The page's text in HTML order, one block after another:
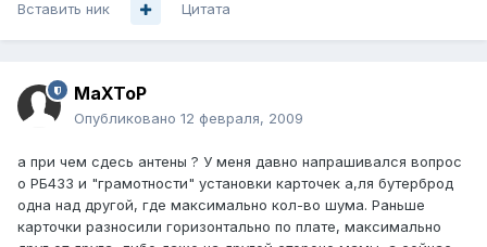
Вставить ник Цитата
MaXToP
Опубликовано 12 февраля, 2009
а при чем сдесь антены ? У меня давно напрашивался вопрос
о РБ433 и "грамотности" установки карточек а,ля бутерброд
одна над другой, где максимально кол-во шума. Раньше
карточки разносили горизонтально по плате, максимально